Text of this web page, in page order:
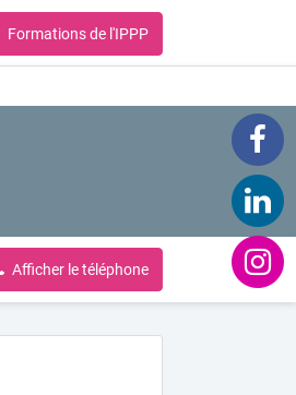
Formations de l'IPPP
Afficher le téléphone